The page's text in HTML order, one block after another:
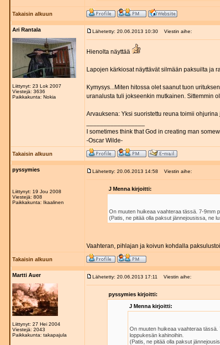
Takaisin alkuun
Ari Rantala
Liittynyt: 23 Lok 2007
Viestejä: 3636
Paikkakunta: Nokia
Lähetetty: 20.06.2013 10:30 Viestin aihe:
Hienolta näyttää
Lapojen kärkiosat näyttävät silmään paksuilta ja
Kymysys...Miten hitossa olet saanut tuon
uranalusta tuli jokseenkin mutkainen. Sittemmin
Arvauksena: Yksi suoristettu reuna toimii
I sometimes think that God in creating man
-Oscar Wilde-
Takaisin alkuun
pyssymies
Liittynyt: 19 Jou 2008
Viestejä: 808
Paikkakunta: Ikaalinen
Lähetetty: 20.06.2013 14:58 Viestin aihe:
J Menna kirjoitti:
On muuten huikeaa vaahteraa tässä. 7-9mm
(Patis, ne pitää olla paksut jännejousissa, ne
Vaahteran, pihlajan ja koivun kohdalla
Takaisin alkuun
Martti Auer
Liittynyt: 27 Hei 2004
Viestejä: 2043
Paikkakunta: takapajula
Lähetetty: 20.06.2013 17:11 Viestin aihe:
pyssymies kirjoitti:
J Menna kirjoitti:
On muuten huikeaa vaahteraa
loppukesän kahinoihin.
(Patis, ne pitää olla paksut